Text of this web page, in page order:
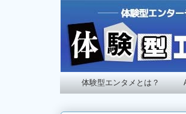
体験型エンタメとは？